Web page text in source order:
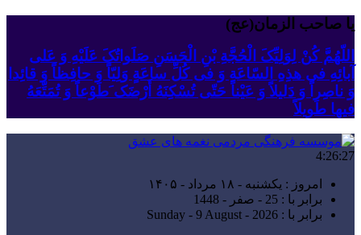
یا صاحب الزمان(عج)
اللّهُمَّ کُنْ لِوَلِیِّکَ الْحُجَّةِ بْنِ الْحَسَنِ صَلَواتُکَ عَلَیْهِ وَ عَلى
آبائِهِ فی هذِهِ السّاعَةِ وَ فی کُلِّ ساعَةٍ وَلِیّاً وَ حافِظاً وَ قائِدا
‏وَ ناصِراً وَ دَلیلاً وَ عَیْناً حَتّى تُسْکِنَهُ أَرْضَک َطَوْعاً وَ تُمَتِّعَهُ
فیها طَویلاً
4:26:27
امروز : یکشنبه - ۱۸ مرداد - ۱۴۰۵
برابر با : 25 - صفر - 1448
برابر با : Sunday - 9 August - 2026